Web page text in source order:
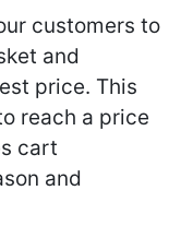
customers to
and
price. This
reach a price
cart
and